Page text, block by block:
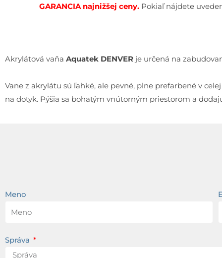
GARANCIA najnižšej ceny. Pokiaľ nájdete
Akrylátová vaňa Aquatek DENVER je určená na
Vane z akrylátu sú ľahké, ale pevné, plne prefarbené v
na dotyk. Pýšia sa bohatým vnútorným priestorom a
Meno
Správa